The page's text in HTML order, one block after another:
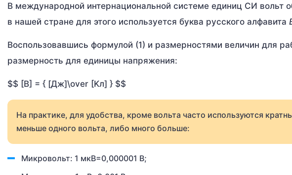
В международной интернациональной системе единиц СИ вольт
в нашей стране для этого используется буква русского алфавита
Воспользовавшись формулой (1) и размерностями величин для
размерность для единицы напряжения:
$$ [В] = { [Дж]\over [Kл] } $$
На практике, для удобства, кроме вольта часто используются
меньше одного вольта, либо много больше:
Микровольт: 1 мкВ=0,000001 В;